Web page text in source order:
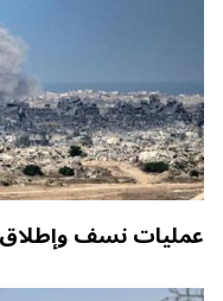
عمليات نسف وإطلاق